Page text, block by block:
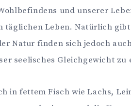
und unserer
Leben. Natürlich
Natur finden sich jedoch
seelisches Gleichgewicht zu
in fettem Fisch wie Lachs,